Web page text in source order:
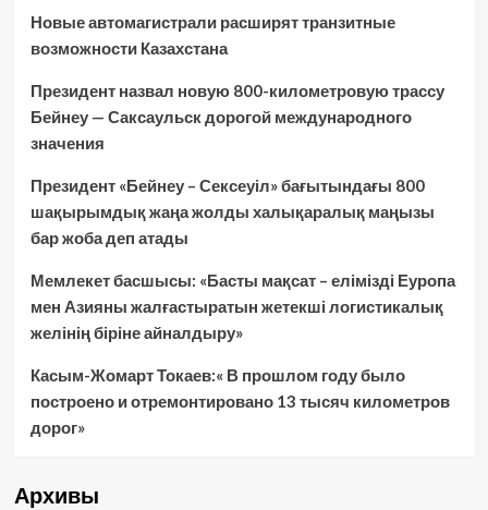
Новые автомагистрали расширят транзитные
возможности Казахстана
Президент назвал новую 800-километровую трассу
Бейнеу — Саксаульск дорогой международного
значения
Президент «Бейнеу – Сексеуіл» бағытындағы 800
шақырымдық жаңа жолды халықаралық маңызы
бар жоба деп атады
Мемлекет басшысы: «Басты мақсат – елімізді Еуропа
мен Азияны жалғастыратын жетекші логистикалық
желінің біріне айналдыру»
Касым-Жомарт Токаев:« В прошлом году было
построено и отремонтировано 13 тысяч километров
дорог»
Архивы